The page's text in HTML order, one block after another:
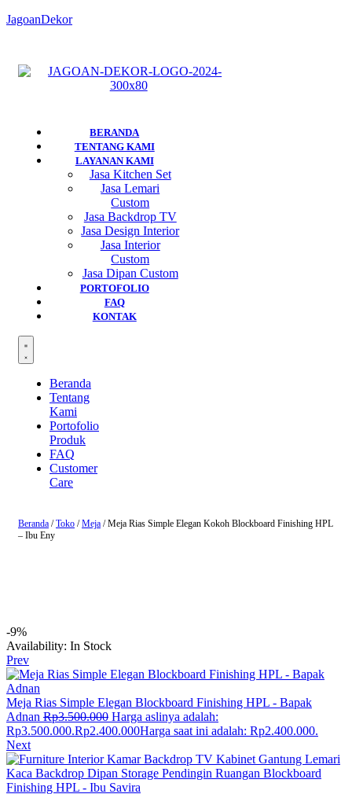
JagoanDekor
BERANDA
TENTANG KAMI
LAYANAN KAMI
Jasa Kitchen Set
Jasa Lemari
Custom
Jasa Backdrop TV
Jasa Design Interior
Jasa Interior
Custom
Jasa Dipan Custom
PORTOFOLIO
FAQ
KONTAK
Beranda
Tentang
Kami
Portofolio
Produk
FAQ
Customer
Care
Beranda /Toko /Meja / Meja Rias Simple Elegan Kokoh Blockboard Finishing HPL
– Ibu Eny
-9%
Availability: In Stock
Prev
Meja Rias Simple Elegan Blockboard Finishing HPL - Bapak
Adnan Rp3.500.000 Harga aslinya adalah:
Rp3.500.000.Rp2.400.000Harga saat ini adalah: Rp2.400.000.
Next